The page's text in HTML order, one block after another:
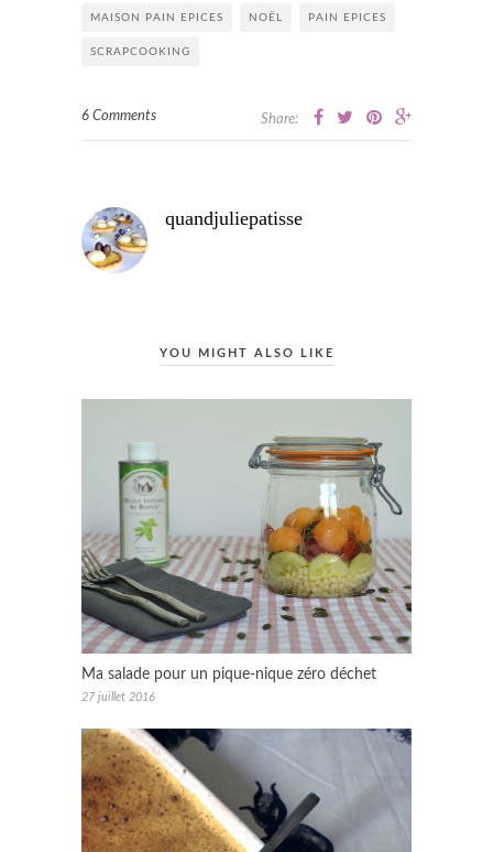
MAISON PAIN EPICES NOËL PAIN EPICES
SCRAPCOOKING
6 Comments Share:
quandjuliepatisse
YOU MIGHT ALSO LIKE
Ma salade pour un pique-nique zéro déchet
27 juillet 2016